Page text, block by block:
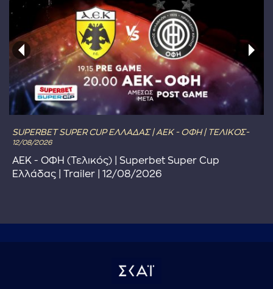
SUPERBET SUPER CUP ΕΛΛΑΔΑΣ | ΑΕΚ - ΟΦΗ | ΤΕΛΙΚΟΣ-
12/08/2026
ΑΕΚ - ΟΦΗ (Τελικός) | Superbet Super Cup
Ελλάδας | Trailer | 12/08/2026